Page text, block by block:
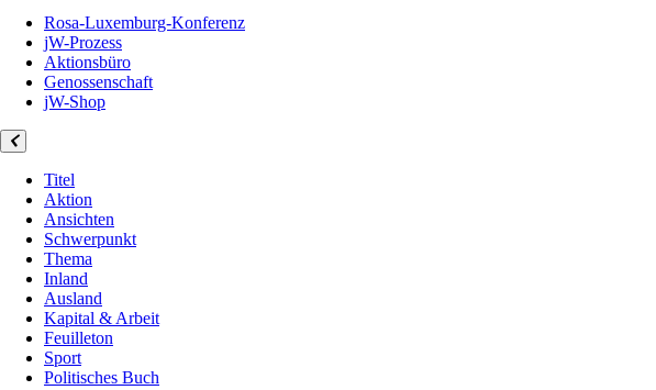
Rosa-Luxemburg-Konferenz
jW-Prozess
Aktionsbüro
Genossenschaft
jW-Shop
Titel
Aktion
Ansichten
Schwerpunkt
Thema
Inland
Ausland
Kapital & Arbeit
Feuilleton
Sport
Politisches Buch